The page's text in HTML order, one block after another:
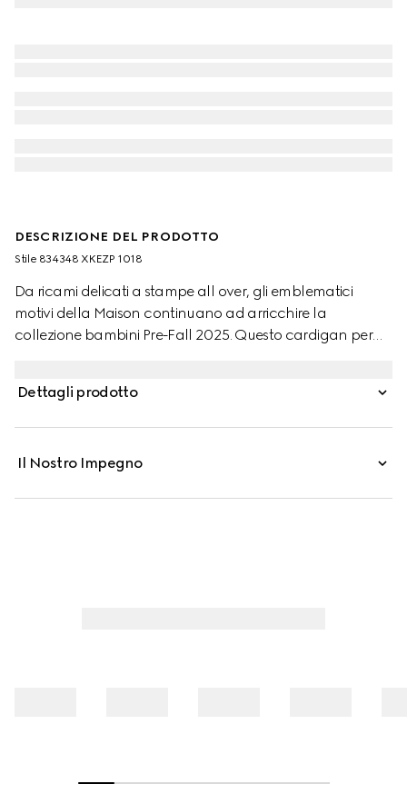
DESCRIZIONE DEL PRODOTTO
Stile ‎834348 XKEZP 1018
Da ricami delicati a stampe all over, gli emblematici
motivi della Maison continuano ad arricchire la
collezione bambini Pre-Fall 2025. Questo cardigan per
Dettagli prodotto
Il Nostro Impegno